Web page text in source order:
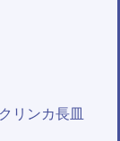
リンカ長皿